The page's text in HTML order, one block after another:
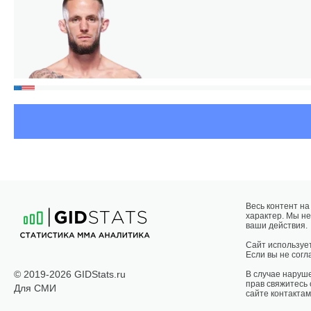
© 2019-2026 GIDStats.ru
Для СМИ
Весь контент
характер. Мы
ваши действия.
Сайт
Если вы не
В случае
прав
сайте